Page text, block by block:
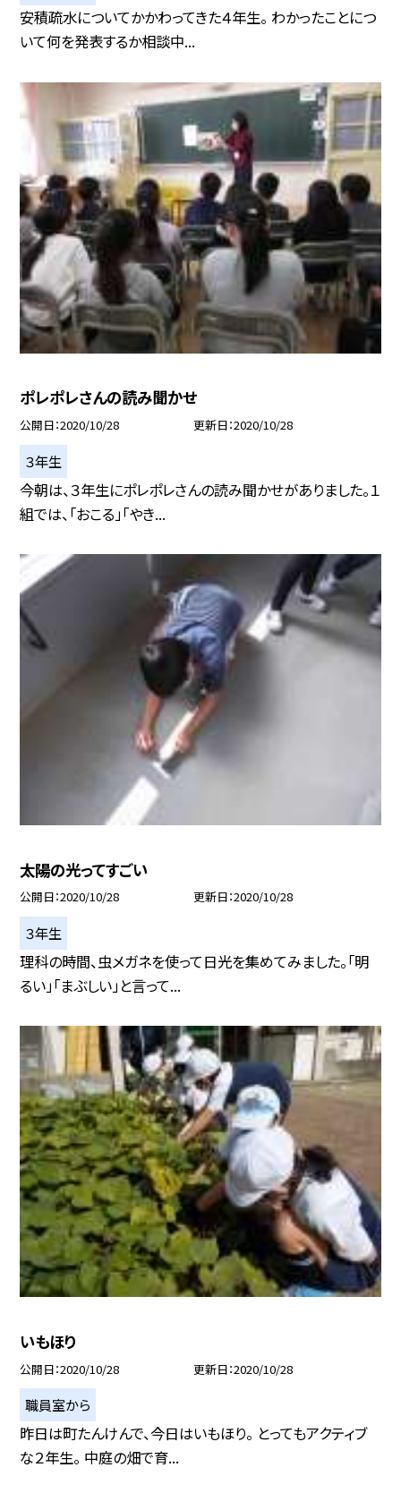
安積疏水についてかかわってきた４年生。 わかったことにつ
いて何を発表するか相談中...
ポレポレさんの読み聞かせ
公開日 2020/10/28 更新日 2020/10/28
３年生
今朝は、３年生にポレポレさんの読み聞かせがありました。１
組では、「おこる」「やき...
太陽の光ってすごい
公開日 2020/10/28 更新日 2020/10/28
３年生
理科の時間、虫メガネを使って日光を集めてみました。「明
るい」「まぶしい」と言って...
いもほり
公開日 2020/10/28 更新日 2020/10/28
職員室から
昨日は町たんけんで、今日はいもほり。 とってもアクティブ
な２年生。 中庭の畑で育...